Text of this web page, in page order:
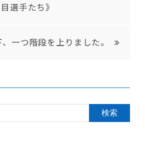
選手たち》
一つ階段を上りました。